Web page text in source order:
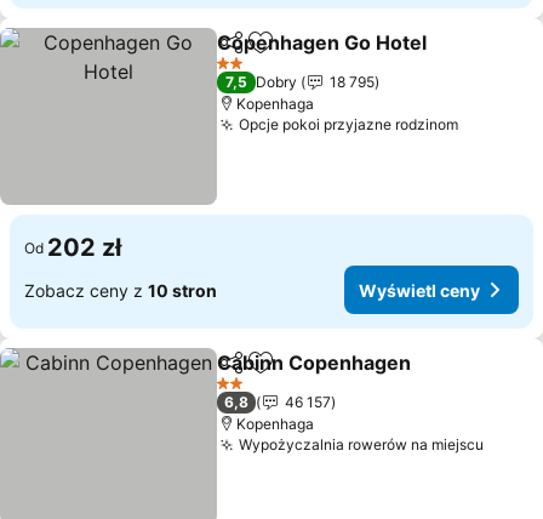
Udostępnij
Dodaj do ulubionych
Copenhagen Go Hotel
2 Kategoria
7,5 Dobry
18 795
Kopenhaga
Opcje pokoi przyjazne rodzinom
Od 202 zł
Zobacz ceny z 10 stron Wyświetl ceny
Udostępnij
Dodaj do ulubionych
Cabinn Copenhagen
2 Kategoria
6,8
46 157
Kopenhaga
Wypożyczalnia rowerów na miejscu